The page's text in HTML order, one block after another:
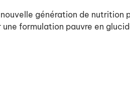
génération de nutrition
formulation pauvre en